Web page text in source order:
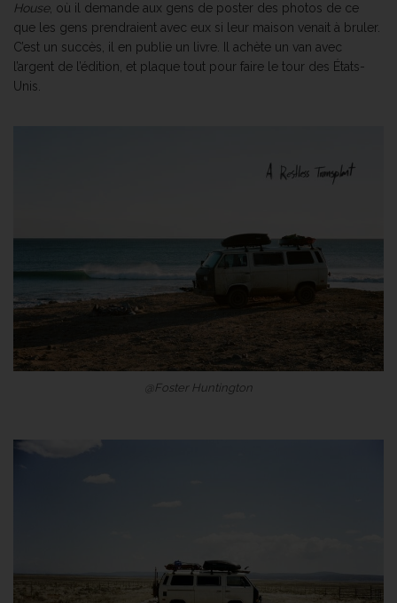
House, où il demande aux gens de poster des photos de ce
que les gens prendraient avec eux si leur maison venait à bruler.
C’est un succès, il en publie un livre. Il achète un van avec
l’argent de l’édition, et plaque tout pour faire le tour des États-
Unis.
@Foster Huntington